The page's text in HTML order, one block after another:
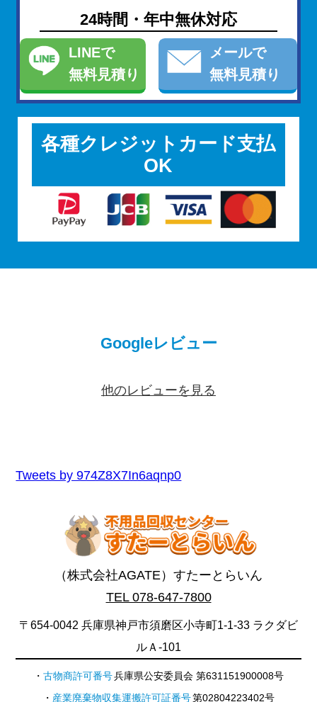
24時間・年中無休対応
LINEで
無料見積り
メールで
無料見積り
各種クレジットカード支払
OK
Googleレビュー
他のレビューを見る
Tweets by 974Z8X7In6aqnp0
（株式会社AGATE）すたーとらいん
TEL 078-647-7800
〒654-0042 兵庫県神戸市須磨区小寺町1-1-33 ラクダビ
ルＡ-101
古物商許可番号兵庫県公安委員会 第631151900008号
産業廃棄物収集運搬許可証番号第02804223402号